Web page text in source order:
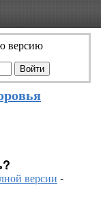
версию
версии -